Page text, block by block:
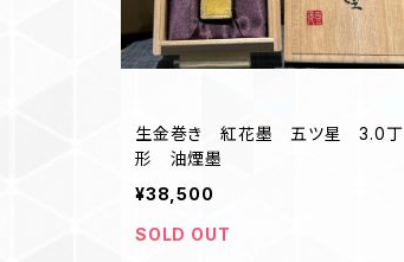
生金巻き 紅花墨 五ツ星 3.0丁
形 油煙墨
¥38,500
SOLD OUT